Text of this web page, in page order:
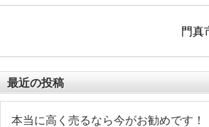
門真
最近の投稿
本当に高く売るなら今がお勧めです！